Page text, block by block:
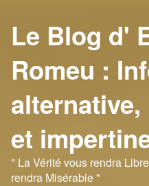
Le Blog d'
Romeu :
et
" La Vérité vous rendra
rendra Misérable "